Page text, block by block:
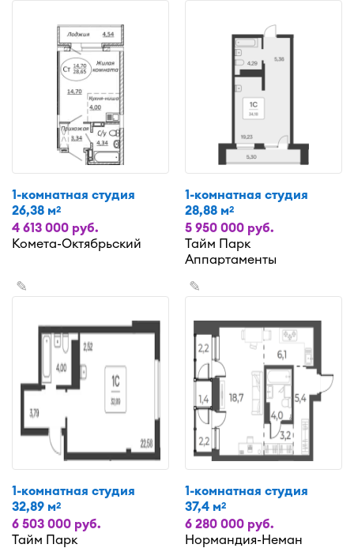
1-комнатная студия
26,38 м2
4 613 000 руб.
Комета-Октябрьский
1-комнатная студия
28,88 м2
5 950 000 руб.
Тайм Парк
Аппартаменты
✎
1-комнатная студия
32,89 м2
6 503 000 руб.
Тайм Парк
✎
1-комнатная студия
37,4 м2
6 280 000 руб.
Нормандия-Неман